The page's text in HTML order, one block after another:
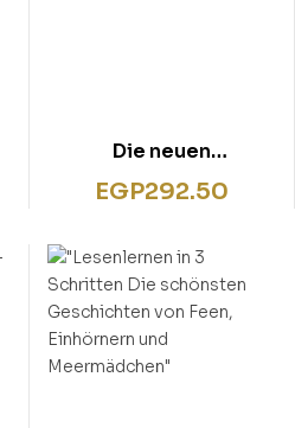
Die neuen
LernSpielZwerge –
EGP292.50